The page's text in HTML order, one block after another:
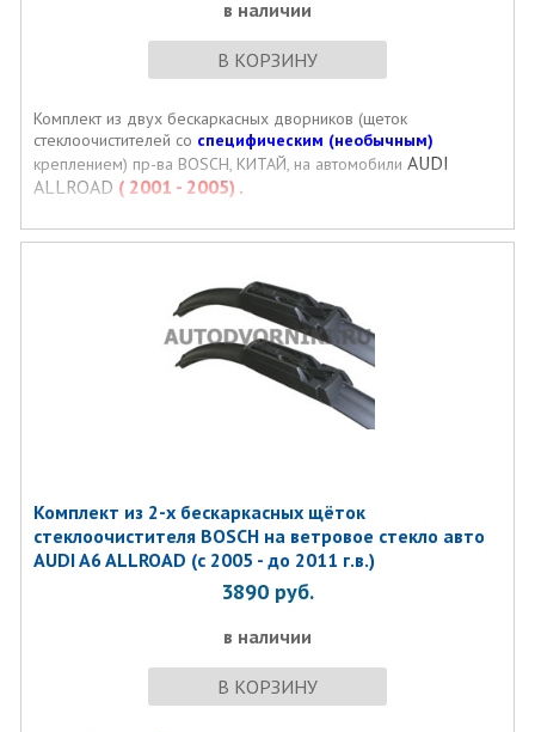
в наличии
В КОРЗИНУ
Комплект из двух бескаркаcных дворников (щеток
стеклоочистителей со специфическим (необычным)
креплением) пр-ва BOSCH, КИТАЙ, на автомобили AUDI
ALLROAD ( 2001 - 2005) .
Комплект из 2-х бескаркасных щёток
стеклоочистителя BOSСH на ветровое стекло авто
AUDI A6 ALLROAD (с 2005 - до 2011 г.в.)
3890 руб.
в наличии
В КОРЗИНУ